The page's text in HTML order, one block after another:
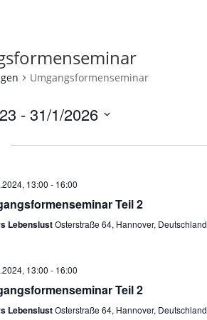
Umgangsformenseminar
- 31/1/2026
13:00 - 16:00
Teil 2
LebenslustOsterstraße 64, Hannover, Deutschland
13:00 - 16:00
Teil 2
LebenslustOsterstraße 64, Hannover, Deutschland